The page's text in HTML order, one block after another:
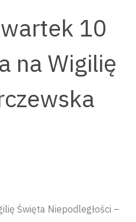
10
na Wigilię
Święta Niepodległości –